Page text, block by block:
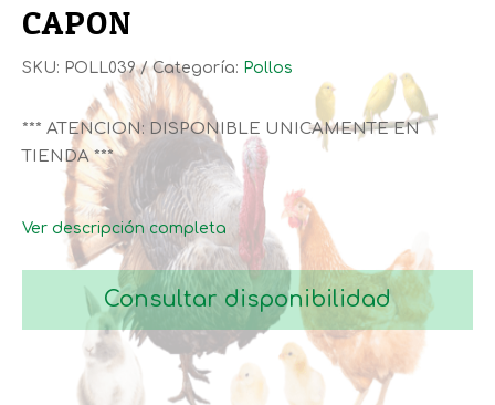
CAPON
SKU: POLL039 Categoría: Pollos
*** ATENCION: DISPONIBLE UNICAMENTE EN
TIENDA ***
Ver descripción completa
Consultar disponibilidad